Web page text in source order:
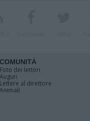
COMUNITÀ
Foto dei lettori
Auguri
Lettere al direttore
Animali